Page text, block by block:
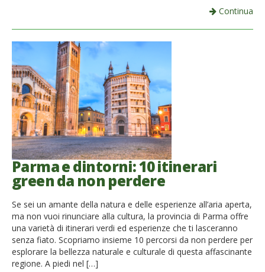
Continua
Parma e dintorni: 10 itinerari
green da non perdere
Se sei un amante della natura e delle esperienze all’aria aperta,
ma non vuoi rinunciare alla cultura, la provincia di Parma offre
una varietà di itinerari verdi ed esperienze che ti lasceranno
senza fiato. Scopriamo insieme 10 percorsi da non perdere per
esplorare la bellezza naturale e culturale di questa affascinante
regione. A piedi nel […]